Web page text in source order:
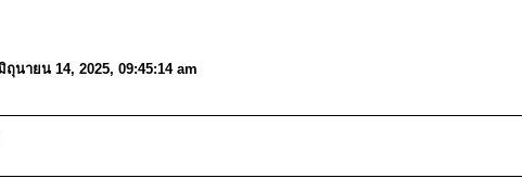
ายน 14, 2025, 09:45:14 am